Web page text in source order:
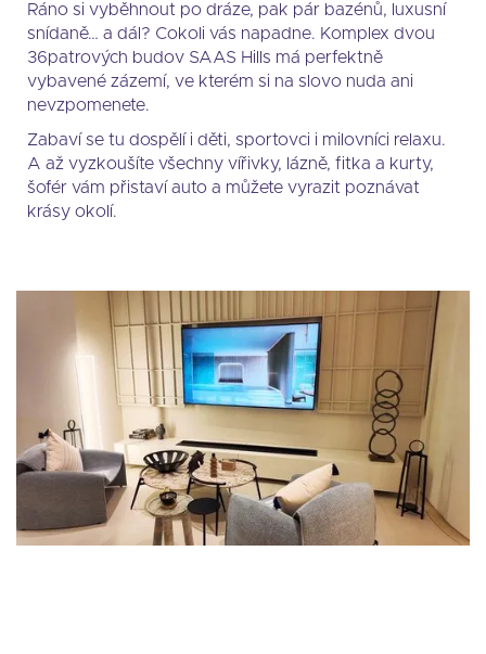
Ráno si vyběhnout po dráze, pak pár bazénů, luxusní
snídaně… a dál? Cokoli vás napadne. Komplex dvou
36patrových budov SAAS Hills má perfektně
vybavené zázemí, ve kterém si na slovo nuda ani
nevzpomenete.
Zabaví se tu dospělí i děti, sportovci i milovníci relaxu.
A až vyzkoušíte všechny vířivky, lázně, fitka a kurty,
šofér vám přistaví auto a můžete vyrazit poznávat
krásy okolí.